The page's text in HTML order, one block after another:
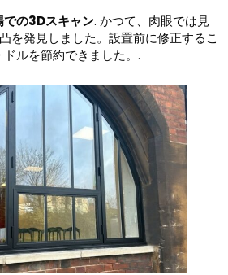
での3Dスキャン. かつて、肉眼では見
を発見しました。設置前に修正するこ
ルを節約できました。.